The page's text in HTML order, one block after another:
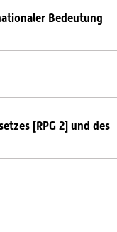
Bedeutung
[RPG 2] und des